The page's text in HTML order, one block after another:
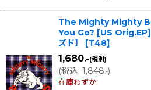
The Mighty Mighty
You Go? [US
ズド】
[T48]
1,680.-(税別)
(税込: 1,848.-)
在庫わずか